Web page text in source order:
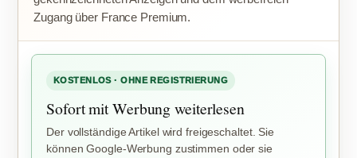
Zugang über France Premium.
KOSTENLOS · OHNE REGISTRIERUNG
Sofort mit Werbung weiterlesen
Der vollständige Artikel wird freigeschaltet. Sie
können Google-Werbung zustimmen oder sie